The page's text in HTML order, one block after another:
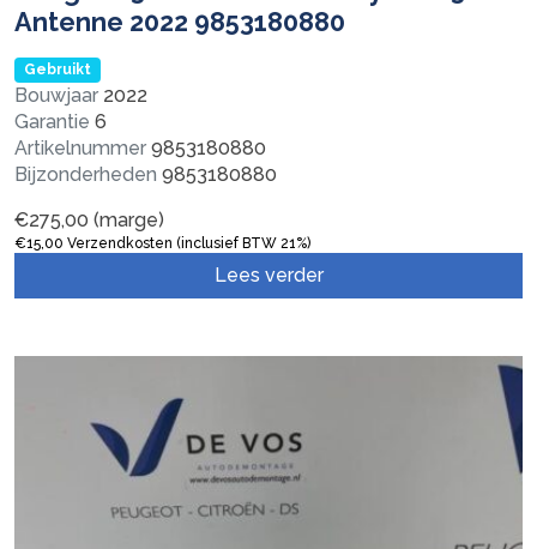
Antenne 2022 9853180880
Gebruikt
Bouwjaar 2022
Garantie 6
Artikelnummer 9853180880
Bijzonderheden 9853180880
€275,00 (marge)
€15,00 Verzendkosten (inclusief BTW 21%)
Lees verder